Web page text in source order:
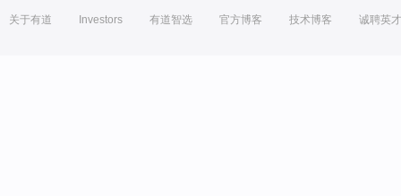
关于有道 Investors 有道智选 官方博客 技术博客 诚聘英才